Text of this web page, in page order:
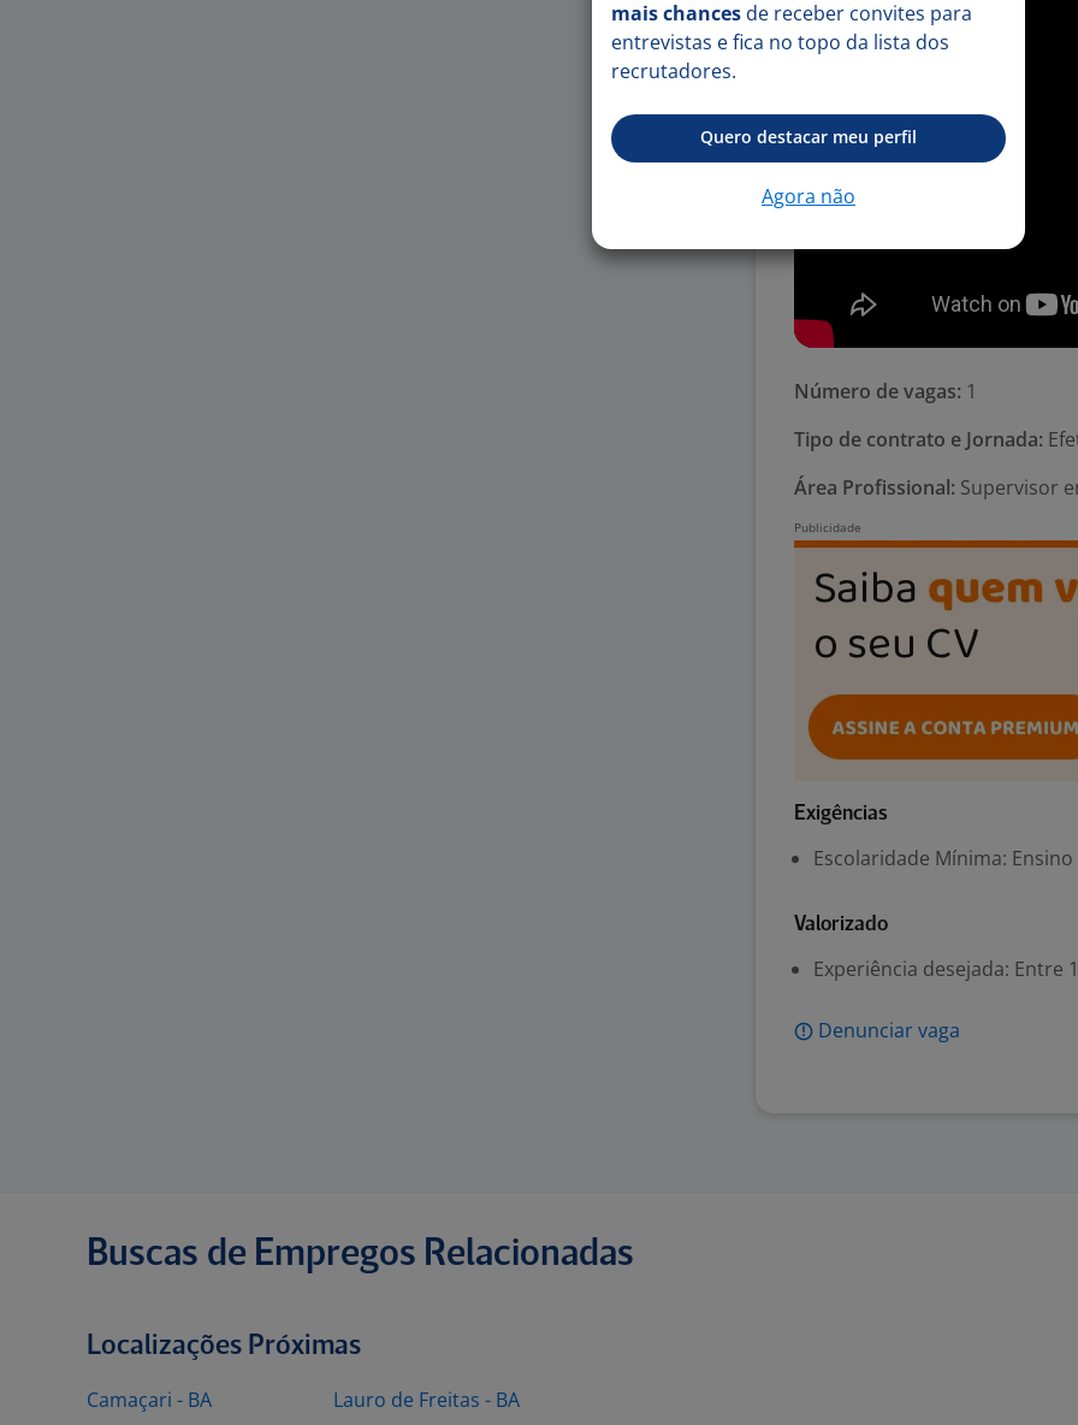
Número de vagas: 1
Tipo de contrato e Jornada:
Área Profissional: Supervisor
Exigências
Escolaridade Mínima:
Valorizado
Experiência desejada: Entre
Denunciar vaga
Buscas de Empregos Relacionadas
Localizações Próximas
Camaçari - BA Lauro de Freitas - BA
mais chances de receber convites para
entrevistas e fica no topo da lista dos
recrutadores.
Quero destacar meu perfil
Agora não